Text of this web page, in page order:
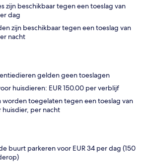
zijn beschikbaar tegen een toeslag van
dag
zijn beschikbaar tegen een toeslag van
nacht
gelden geen toeslagen
huisdieren: EUR 150.00 per verblijf
worden toegelaten tegen een toeslag van
huisdier, per nacht
buurt parkeren voor EUR 34 per dag (150